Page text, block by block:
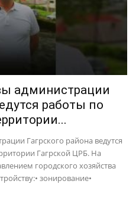
администрации
работы по
Гагрского района ведутся
Гагрской ЦРБ. На
городского хозяйства
зонирование•